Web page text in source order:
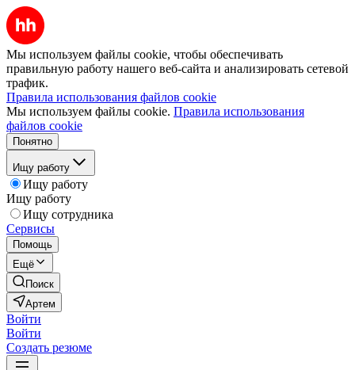
Мы используем файлы cookie, чтобы обеспечивать
правильную работу нашего веб-сайта и анализировать сетевой
трафик.
Правила использования файлов cookie
Мы используем файлы cookie. Правила использования
файлов cookie
Понятно
Ищу работу
Ищу работу
Ищу работу
Ищу сотрудника
Сервисы
Помощь
Ещё
Поиск
Артем
Войти
Войти
Создать резюме